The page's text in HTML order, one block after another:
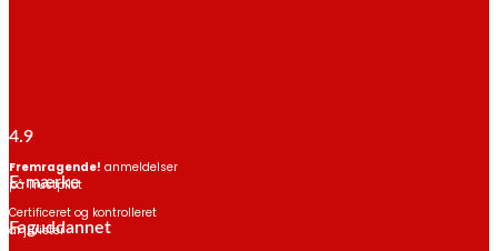
4.9
Fremragende! anmeldelser
på Trustpilot
E-mærke
Certificeret og kontrolleret
af jurister
Faguddannet